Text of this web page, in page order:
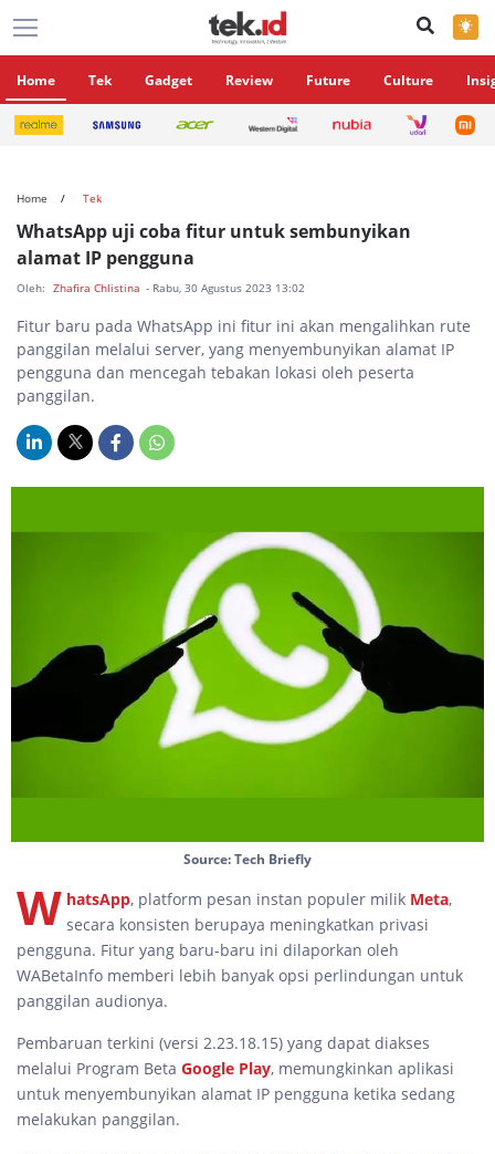
×
Home Tek Gadget Review Future Culture
Home Tek
WhatsApp uji coba fitur untuk sembunyikan
alamat IP pengguna
Oleh: Zhafira Chlistina - Rabu, 30 Agustus 2023 13:02
Fitur baru pada WhatsApp ini fitur ini akan mengalihkan rute
panggilan melalui server, yang menyembunyikan alamat IP
pengguna dan mencegah tebakan lokasi oleh peserta
panggilan.
Source: Tech Briefly
W hatsApp, platform pesan instan populer milik Meta,
secara konsisten berupaya meningkatkan privasi
pengguna. Fitur yang baru-baru ini dilaporkan oleh
WABetaInfo memberi lebih banyak opsi perlindungan untuk
panggilan audionya.
Pembaruan terkini (versi 2.23.18.15) yang dapat diakses
melalui Program Beta Google Play, memungkinkan aplikasi
untuk menyembunyikan alamat IP pengguna ketika sedang
melakukan panggilan.